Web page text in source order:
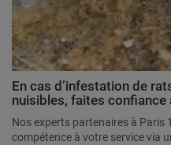
En cas d’infestation de
nuisibles, faites confiance
Nos experts partenaires à
compétence à votre service via